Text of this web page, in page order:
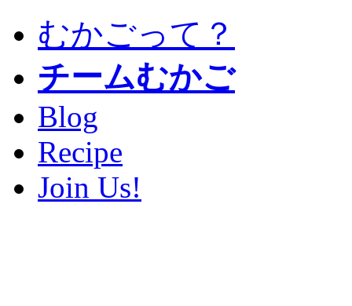
むかごって？
チームむかご
Blog
Recipe
Join Us!